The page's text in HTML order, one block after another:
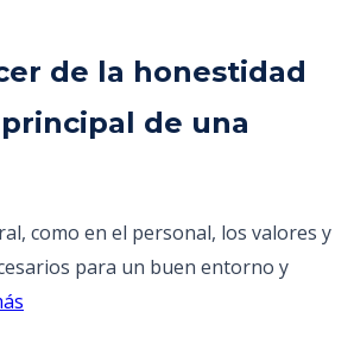
de la honestidad
de una
como en el personal, los valores y
para un buen entorno y